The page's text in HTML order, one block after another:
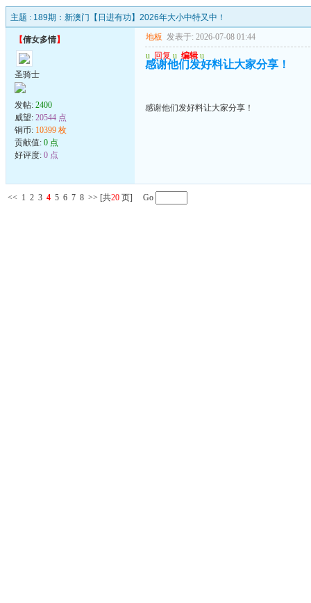
主题 : 189期：新澳门【日进有功】2026年大小中特又中！
【倩女多情】
圣骑士
发帖: 2400
威望: 20544 点
铜币: 10399 枚
贡献值: 0 点
好评度: 0 点
地板 发表于: 2026-07-08 01:44
u 回复 u 编辑 u
感谢他们发好料让大家分享！
感谢他们发好料让大家分享！
<< 1 2 3 4 5 6 7 8 >> [共20 页] Go